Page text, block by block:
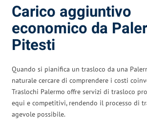
Carico aggiuntivo
economico da
Pitesti
Quando si pianifica un trasloco da una
naturale cercare di comprendere i costi
Traslochi Palermo offre servizi di trasloco
equi e competitivi, rendendo il processo di
agevole possibile.